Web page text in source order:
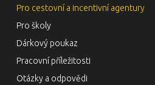
Pro cestovní a incentivní agentury
Pro školy
Dárkový poukaz
Pracovní příležitosti
Otázky a odpovědi